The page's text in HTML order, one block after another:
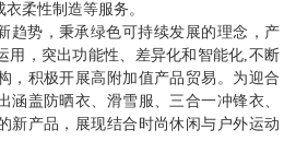
柔性制造等服务。
趋势，秉承绿色可持续发展的理念，产
用，突出功能性、差异化和智能化,不断
，积极开展高附加值产品贸易。为迎合
涵盖防晒衣、滑雪服、三合一冲锋衣、
新产品，展现结合时尚休闲与户外运动